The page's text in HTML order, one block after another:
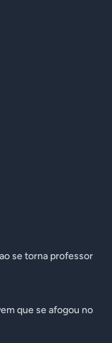
se torna professor
que se afogou no